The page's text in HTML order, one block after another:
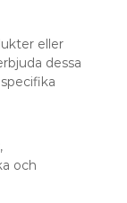
eller
dessa
,
och